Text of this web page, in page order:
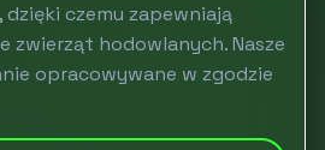
dzięki czemu zapewniają
zwierząt hodowlanych. Nasze
opracowywane w zgodzie